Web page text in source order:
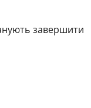
завершити